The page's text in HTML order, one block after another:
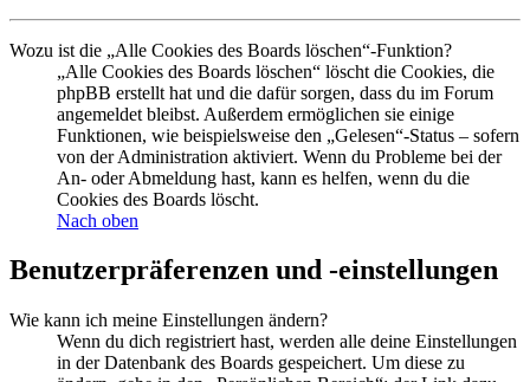
Wozu ist die „Alle Cookies des Boards löschen“-Funktion?
„Alle Cookies des Boards löschen“ löscht die Cookies, die
phpBB erstellt hat und die dafür sorgen, dass du im Forum
angemeldet bleibst. Außerdem ermöglichen sie einige
Funktionen, wie beispielsweise den „Gelesen“-Status – sofern
von der Administration aktiviert. Wenn du Probleme bei der
An- oder Abmeldung hast, kann es helfen, wenn du die
Cookies des Boards löscht.
Nach oben
Benutzerpräferenzen und -einstellungen
Wie kann ich meine Einstellungen ändern?
Wenn du dich registriert hast, werden alle deine Einstellungen
in der Datenbank des Boards gespeichert. Um diese zu